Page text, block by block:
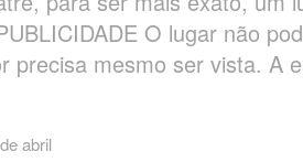
O lugar não
precisa mesmo ser vista. A
abril